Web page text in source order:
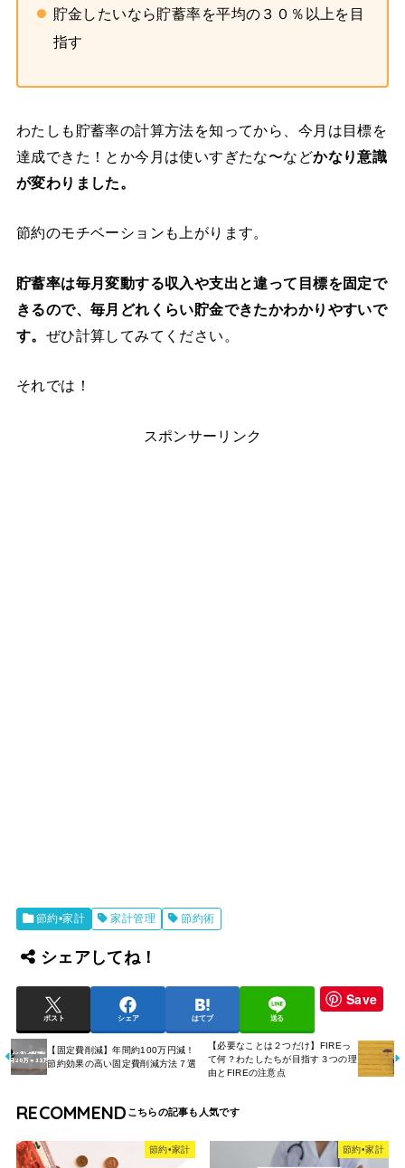
貯金したいなら貯蓄率を平均の３０％以上を目
指す
わたしも貯蓄率の計算方法を知ってから、今月は目標を
達成できた！とか今月は使いすぎたな〜などかなり意識
が変わりました。
節約のモチベーションも上がります。
貯蓄率は毎月変動する収入や支出と違って目標を固定で
きるので、毎月どれくらい貯金できたかわかりやすいで
す。 ぜひ計算してみてください。
それでは！
スポンサーリンク
節約•家計 家計管理 節約術
シェアしてね！
ポスト シェア はてブ 送る
Save
【固定費削減】年間約100万円減！
節約効果の高い固定費削減方法７選
【必要なことは２つだけ】FIREっ
て何？わたしたちが目指す３つの理
由とFIREの注意点
RECOMMEND
節約•家計 節約•家計